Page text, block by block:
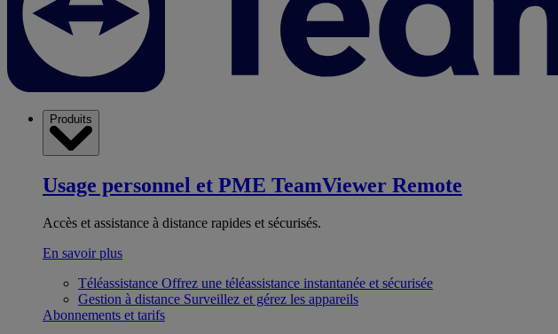
Produits
Usage personnel et PME TeamViewer Remote
Accès et assistance à distance rapides et sécurisés.
En savoir plus
Téléassistance Offrez une téléassistance instantanée et sécurisée
Gestion à distance Surveillez et gérez les appareils
Abonnements et tarifs